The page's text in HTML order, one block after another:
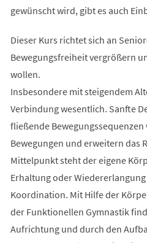
gewünscht wird, gibt es auch
Dieser Kurs richtet sich an
Bewegungsfreiheit vergrößern
wollen.
Insbesondere mit steigendem
Verbindung wesentlich. Sanfte
fließende Bewegungssequenzen
Bewegungen und erweitern das
Mittelpunkt steht der eigene
Erhaltung oder
Koordination. Mit Hilfe der
der Funktionellen Gymnastik
Aufrichtung und durch den